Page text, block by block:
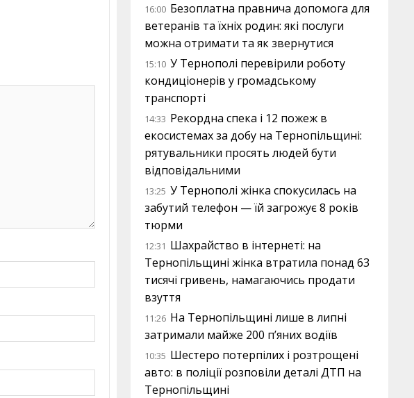
16:00 Безоплатна правнича допомога для
ветеранів та їхніх родин: які послуги
можна отримати та як звернутися
15:10 У Тернополі перевірили роботу
кондиціонерів у громадському
транспорті
14:33 Рекордна спека і 12 пожеж в
екосистемах за добу на Тернопільщині:
рятувальники просять людей бути
відповідальними
13:25 У Тернополі жінка спокусилась на
забутий телефон — їй загрожує 8 років
тюрми
12:31 Шахрайство в інтернеті: на
Тернопільщині жінка втратила понад 63
тисячі гривень, намагаючись продати
взуття
11:26 На Тернопільщині лише в липні
затримали майже 200 п’яних водіїв
10:35 Шестеро потерпілих і розтрощені
авто: в поліції розповіли деталі ДТП на
Тернопільщині